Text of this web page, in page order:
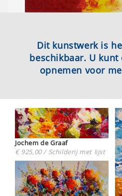
Dit kunstwerk is
beschikbaar. U
opnemen voor
Jochem de Graaf
€ 925,00 / Schilderij met lijst